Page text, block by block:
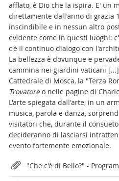
afflato, è Dio che la ispira. E' un
direttamente dall'anno di grazia
inscindibile e in nessun altro
evidente come in questi luoghi:
c'è il continuo dialogo con
La bellezza è dovunque e
cammina nei giardini vaticani
Cattedrale di Mosca, la "Terza
Trovatoreo nelle pagine di
L'arte spiegata dall'arte, in un
musica, parola e danza,
visitatori che, durante il
decideranno di lasciarsi
evento fortemente emozionale.
Attachments
"Che c'è di Bello?" -